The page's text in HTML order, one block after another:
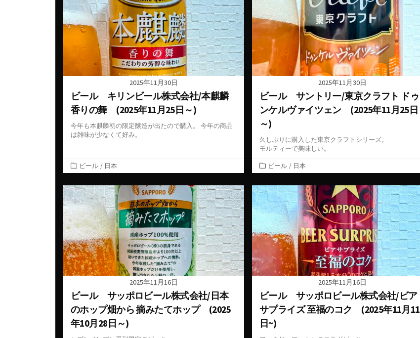
ー
2025年11月30日
ビール キリンビール株式会社/本麒麟
香りの舞 (2025年11月25日～)
今年も本麒麟初の限定醸造が出たので購入。 今年の商品
は雑味が少なくて好み。
カ
テ
ゴ
ー
ビール / 日本
2025年11月30日
ビール サントリー/東京クラフト ドゥ
ンケルヴァイツェン (2025年11月25日
～)
久しぶりに購入した東京クラフトシリーズ。
モルティーで美味しい。
カ
テ
ゴ
リ
ー
ビール / 日本
2025年11月16日
ビール サッポロビール株式会社/日本
のホップ畑から 摘みたてホップ (2025
年10月28日～)
2025年11月16日
ビール サッポロビール株式会社/ビア
サプライズ 至福のコク (2025年11月11
日~)